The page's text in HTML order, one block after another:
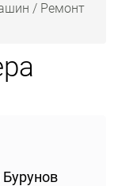
/ Ремонт